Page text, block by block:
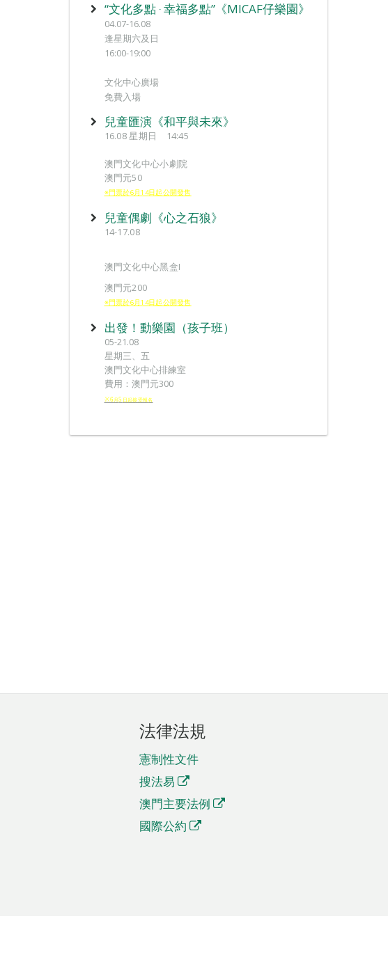
“文化多點 ‧ 幸福多點”《MICAF仔樂園》
04.07-16.08
逢星期六及日
16:00-19:00
文化中心廣場
免費入場
兒童匯演《和平與未來》
16.08 星期日 14:45
澳門文化中心小劇院
澳門元50
※門票於6月14日起公開發售
兒童偶劇《心之石狼》
14-17.08
澳門文化中心黑盒I
澳門元200
※門票於6月14日起公開發售
出發！動樂園（孩子班）
05-21.08
星期三、五
澳門文化中心排練室
費用：澳門元300
※6 月5 日起接受報名
法律法規
憲制性文件
搜法易
澳門主要法例
國際公約